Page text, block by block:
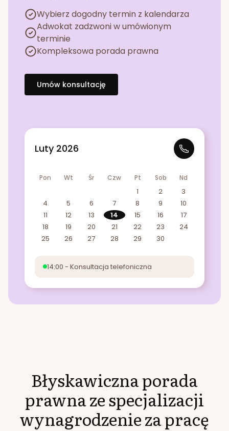
Wybierz dogodny termin z kalendarza
Adwokat zadzwoni w umówionym
terminie
Kompleksowa porada prawna
Umów konsultację
Luty 2026
Pon Wt Śr Czw Pt Sob Nd
1 2
3
4
5 6 7 8 9
10
11
12 13 14 15 16
17
18
19 20 21 22 23
24
25
26 27 28 29 30
14:00 - Konsultacja telefoniczna
Błyskawiczna porada
prawna ze specjalizacji
wynagrodzenie za pracę